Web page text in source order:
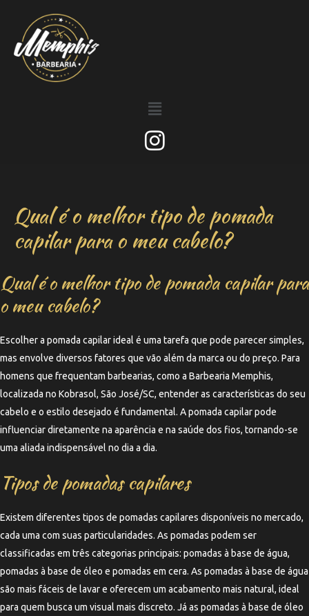
Qual é o melhor tipo de pomada
capilar para o meu cabelo?
Qual é o melhor tipo de pomada capilar para
o meu cabelo?
Escolher a pomada capilar ideal é uma tarefa que pode parecer simples,
mas envolve diversos fatores que vão além da marca ou do preço. Para
homens que frequentam barbearias, como a Barbearia Memphis,
localizada no Kobrasol, São José/SC, entender as características do seu
cabelo e o estilo desejado é fundamental. A pomada capilar pode
influenciar diretamente na aparência e na saúde dos fios, tornando-se
uma aliada indispensável no dia a dia.
Tipos de pomadas capilares
Existem diferentes tipos de pomadas capilares disponíveis no mercado,
cada uma com suas particularidades. As pomadas podem ser
classificadas em três categorias principais: pomadas à base de água,
pomadas à base de óleo e pomadas em cera. As pomadas à base de água
são mais fáceis de lavar e oferecem um acabamento mais natural, ideal
para quem busca um visual mais discreto. Já as pomadas à base de óleo